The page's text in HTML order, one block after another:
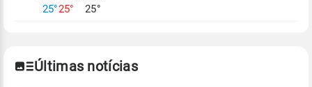
25°25°
25°
Últimas notícias